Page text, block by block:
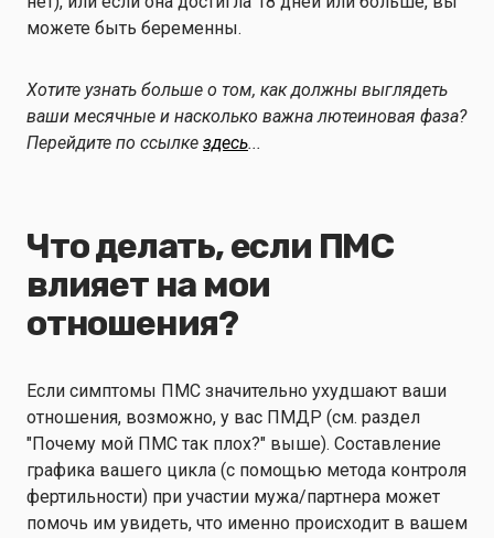
можете быть беременны.
Хотите узнать больше о том, как должны выглядеть
ваши месячные и насколько важна лютеиновая фаза?
Перейдите по ссылке здесь...
Что делать, если ПМС
влияет на мои
отношения?
Если симптомы ПМС значительно ухудшают ваши
отношения, возможно, у вас ПМДР (см. раздел
"Почему мой ПМС так плох?" выше). Составление
графика вашего цикла (с помощью метода контроля
фертильности) при участии мужа/партнера может
помочь им увидеть, что именно происходит в вашем